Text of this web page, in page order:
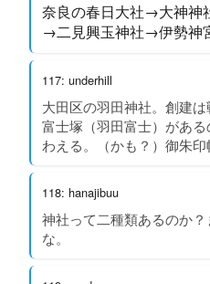
奈良の春日大社→大神
→二見興玉神社→伊勢神
117: underhill
大田区の羽田神社。創建は
富士塚（羽田富士）があ
わえる。（かも？）御朱印
118: hanajibuu
神社って二種類あるのか
な。